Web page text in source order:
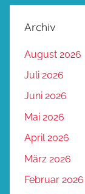
Archiv
August 2026
Juli 2026
Juni 2026
Mai 2026
April 2026
März 2026
Februar 2026